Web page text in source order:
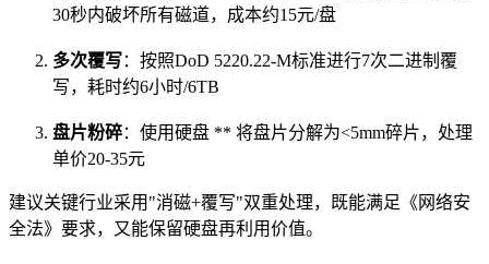
30秒内破坏所有磁道，成本约15元/盘
多次覆写：按照DoD 5220.22-M标准进行7次二进制覆
写，耗时约6小时/6TB
盘片粉碎：使用硬盘 ** 将盘片分解为<5mm碎片，处理
单价20-35元
建议关键行业采用"消磁+覆写"双重处理，既能满足《网络安
全法》要求，又能保留硬盘再利用价值。